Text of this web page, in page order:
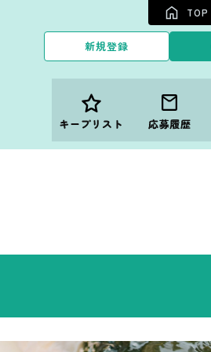
TOP
新規登録